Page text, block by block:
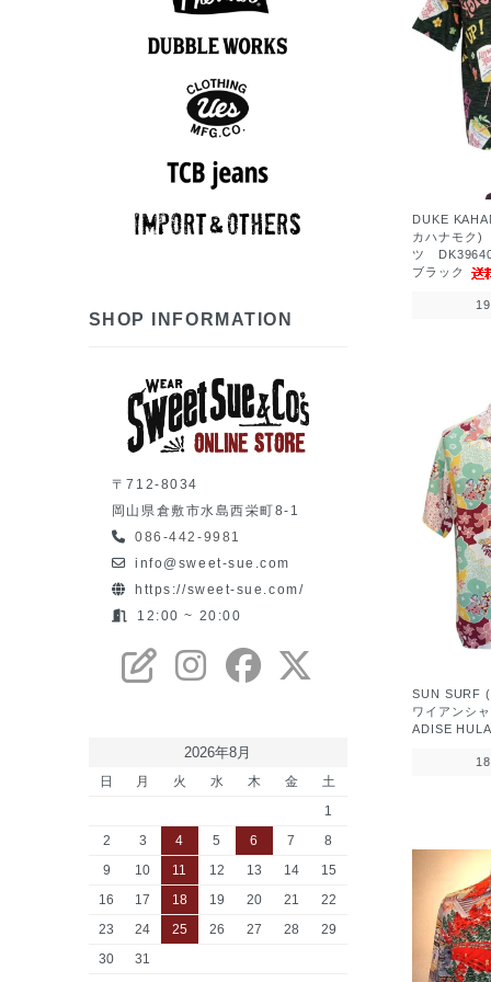
DUKE
カハナモク)
ツ
ブラック
SUN SURF
ワイアンシ
ADISE
ベスト
パンツ
Tシャツ
ロンT
アロハシャツ
半袖シャツ
ポロシャツ
長袖シャツ
ニット
スウェット
アウター
アウター
スウェット
Tシャツ
ロンT
パンツ
半袖シャツ
長袖シャツ
ベスト
帽子
グッズ
アウター
ベスト
長袖シャツ
パンツ
帽子
グッズ
SHOP INFORMATION
〒712-8034
岡山県倉敷市水島西栄町8-1
086-442-9981
info@sweet-sue.com
https://sweet-sue.com/
12:00 ~ 20:00
2026年8月
日 月 火 水 木 金
土
1
2
3 4 5 6 7
8
9
10 11 12 13 14
15
16
17 18 19 20 21
22
23
24 25 26 27 28
29
30
31